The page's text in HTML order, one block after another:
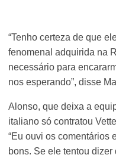
“Tenho certeza de que
fenomenal adquirida na
necessário para
nos esperando”, disse
Alonso, que deixa a
italiano só contratou
“Eu ouvi os comentários
bons. Se ele tentou